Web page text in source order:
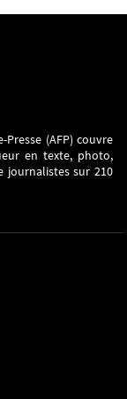
Presse (AFP) couvre
en texte, photo,
journalistes sur 210